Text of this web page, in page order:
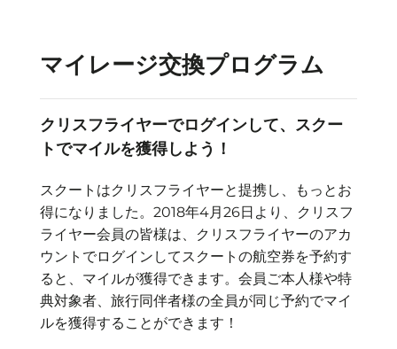
マイレージ交換プログラム
クリスフライヤーでログインして、スクー
トでマイルを獲得しよう！
スクートはクリスフライヤーと提携し、もっとお
得になりました。2018年4月26日より、クリスフ
ライヤー会員の皆様は、クリスフライヤーのアカ
ウントでログインしてスクートの航空券を予約す
ると、マイルが獲得できます。会員ご本人様や特
典対象者、旅行同伴者様の全員が同じ予約でマイ
ルを獲得することができます！